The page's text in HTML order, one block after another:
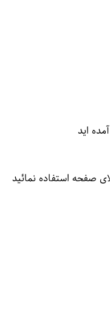
اید
صفحه استفاده نمائید